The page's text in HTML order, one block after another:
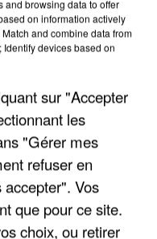
LES REFUGES
and browsing data to offer
on information actively
and combine data from
devices based on
sur "Accepter
les
"Gérer mes
refuser en
Vos
que pour ce site.
choix, ou retirer